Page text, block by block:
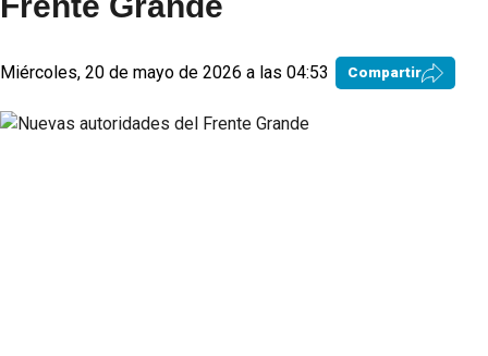
Miércoles, 20 de mayo de 2026 a las 04:53 Compartir